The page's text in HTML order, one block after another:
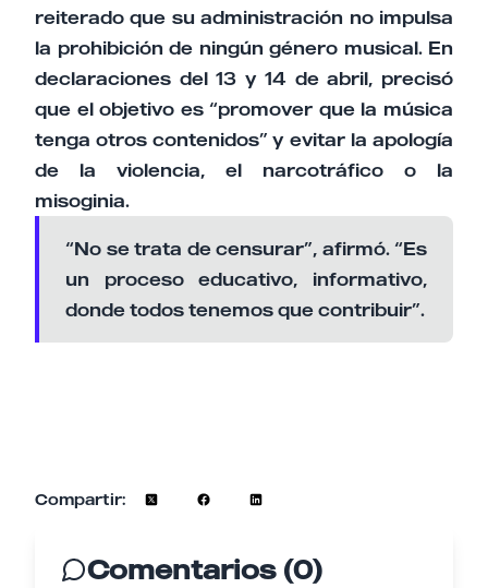
reiterado que su administración no impulsa
la prohibición de ningún género musical. En
declaraciones del 13 y 14 de abril, precisó
que el objetivo es “promover que la música
tenga otros contenidos” y evitar la apología
de la violencia, el narcotráfico o la
misoginia.
“No se trata de censurar”, afirmó. “Es
un proceso educativo, informativo,
donde todos tenemos que contribuir”.
Compartir:
Comentarios (0)